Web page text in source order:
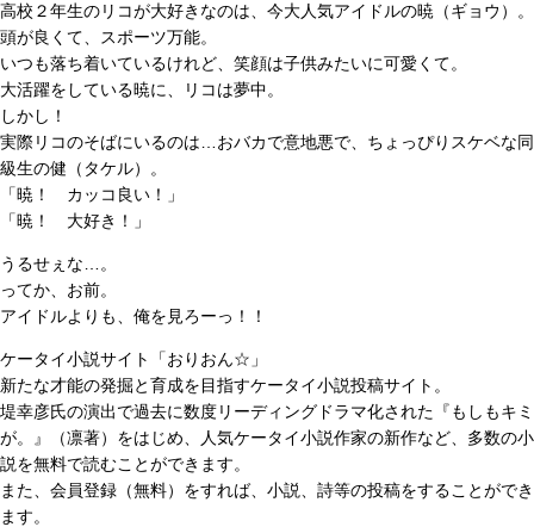
高校２年生のリコが大好きなのは、今大人気アイドルの暁（ギョウ）。
頭が良くて、スポーツ万能。
いつも落ち着いているけれど、笑顔は子供みたいに可愛くて。
大活躍をしている暁に、リコは夢中。
しかし！
実際リコのそばにいるのは…おバカで意地悪で、ちょっぴりスケベな同
級生の健（タケル）。
「暁！ カッコ良い！」
「暁！ 大好き！」
うるせぇな…。
ってか、お前。
アイドルよりも、俺を見ろーっ！！
ケータイ小説サイト「おりおん☆」
新たな才能の発掘と育成を目指すケータイ小説投稿サイト。
堤幸彦氏の演出で過去に数度リーディングドラマ化された『もしもキミ
が。』（凛著）をはじめ、人気ケータイ小説作家の新作など、多数の小
説を無料で読むことができます。
また、会員登録（無料）をすれば、小説、詩等の投稿をすることができ
ます。